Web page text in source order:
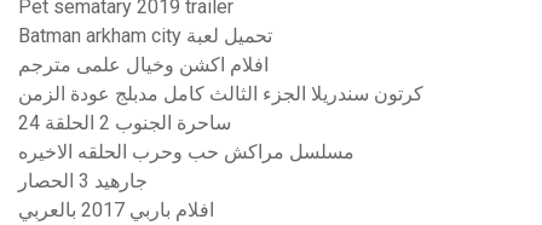
Pet sematary 2019 trailer
Batman arkham city تحميل لعبة
افلام اكشن وخيال علمى مترجم
كرتون سندريلا الجزء الثالث كامل مدبلج عودة الزمن
ساحرة الجنوب 2 الحلقة 24
مسلسل مراكش حب وحرب الحلقه الاخيره
جارهيد 3 الحصار
افلام باربي 2017 بالعربي